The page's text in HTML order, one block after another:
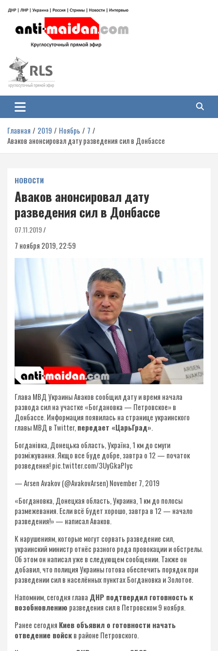
содержимому
Антимайдан: Гражданская война
на Украине
гражданской войне на Украине, включая события в Новороссии, ДНР,
ЛНР и других регионах.
Главная 2019 Ноябрь
7
Аваков анонсировал дату разведения сил в Донбассе
НОВОСТИ
Аваков анонсировал дату
разведения сил в Донбассе
07.11.2019
7 ноября 2019, 22:59
Глава МВД Украины Аваков сообщил дату и время начала
развода сил на участке «Богдановка — Петровское» в
Донбассе. Информация появилась на странице украинского
главы МВД в Twitter, передает «ЦарьГрад».
Богданівка, Донецька область, Україна, 1 км до смуги
розміжування. Якщо все буде добре, завтра о 12 — початок
розведення! pic.twitter.com/3UyGkaPIyc
— Arsen Avakov (@AvakovArsen) November 7, 2019
«Богдановка, Донецкая область, Украина, 1 км до полосы
размежевания. Если всё будет хорошо, завтра в 12 — начало
разведения!» — написал Аваков.
К нарушениям, которые могут сорвать разведение сил,
украинский министр отнёс разного рода провокации и обстрелы.
Об этом он написал уже в следующем сообщении. Также он
добавил, что полиция Украины готова обеспечить порядок при
разведении сил в населённых пунктах Богдановка и Золотое.
Напомним, сегодня глава ДНР подтвердил готовность к
возобновлению разведения сил в Петровском 9 ноября.
Ранее сегодня Киев объявил о готовности начать
отведение войскв районе Петровского.